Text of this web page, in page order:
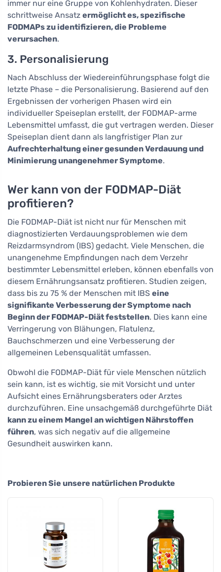
immer nur eine Gruppe von Kohlenhydraten. Dieser
schrittweise Ansatz ermöglicht es, spezifische
FODMAPs zu identifizieren, die Probleme
verursachen.
3. Personalisierung
Nach Abschluss der Wiedereinführungsphase folgt die
letzte Phase – die Personalisierung. Basierend auf den
Ergebnissen der vorherigen Phasen wird ein
individueller Speiseplan erstellt, der FODMAP-arme
Lebensmittel umfasst, die gut vertragen werden. Dieser
Speiseplan dient dann als langfristiger Plan zur
Aufrechterhaltung einer gesunden Verdauung und
Minimierung unangenehmer Symptome.
Wer kann von der FODMAP-Diät
profitieren?
Die FODMAP-Diät ist nicht nur für Menschen mit
diagnostizierten Verdauungsproblemen wie dem
Reizdarmsyndrom (IBS) gedacht. Viele Menschen, die
unangenehme Empfindungen nach dem Verzehr
bestimmter Lebensmittel erleben, können ebenfalls von
diesem Ernährungsansatz profitieren. Studien zeigen,
dass bis zu 75 % der Menschen mit IBS eine
signifikante Verbesserung der Symptome nach
Beginn der FODMAP-Diät feststellen. Dies kann eine
Verringerung von Blähungen, Flatulenz,
Bauchschmerzen und eine Verbesserung der
allgemeinen Lebensqualität umfassen.
Obwohl die FODMAP-Diät für viele Menschen nützlich
sein kann, ist es wichtig, sie mit Vorsicht und unter
Aufsicht eines Ernährungsberaters oder Arztes
durchzuführen. Eine unsachgemäß durchgeführte Diät
kann zu einem Mangel an wichtigen Nährstoffen
führen, was sich negativ auf die allgemeine
Gesundheit auswirken kann.
Probieren Sie unsere natürlichen Produkte